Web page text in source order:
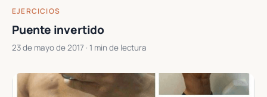
EJERCICIOS
Puente invertido
23 de mayo de 2017 · 1 min de lectura